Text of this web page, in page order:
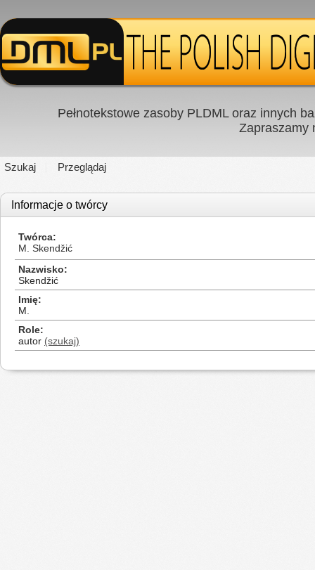
Pełnotekstowe zasoby PLDML oraz innych
Zapraszamy
Szukaj Przeglądaj
Informacje o twórcy
Twórca
M. Skendžić
Nazwisko
Skendžić
Imię
M.
Role
autor (szukaj)